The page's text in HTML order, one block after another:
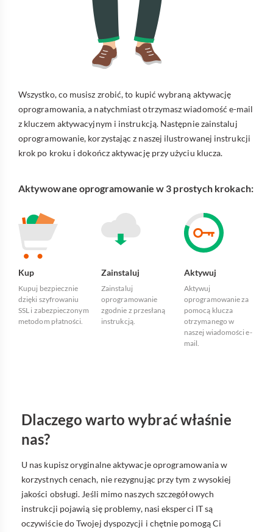
Wszystko, co musisz zrobić, to kupić wybraną aktywację
oprogramowania, a natychmiast otrzymasz wiadomość e-mail
z kluczem aktywacyjnym i instrukcją. Następnie zainstaluj
oprogramowanie, korzystając z naszej ilustrowanej instrukcji
krok po kroku i dokończ aktywację przy użyciu klucza.
Aktywowane oprogramowanie w 3 prostych krokach:
Kup
Kupuj bezpiecznie
dzięki szyfrowaniu
SSL i zabezpieczonym
metodom płatności.
Zainstaluj
Zainstaluj
oprogramowanie
zgodnie z przesłaną
instrukcją.
Aktywuj
Aktywuj
oprogramowanie za
pomocą klucza
otrzymanego w
naszej wiadomości e-
mail.
Dlaczego warto wybrać właśnie
nas?
U nas kupisz oryginalne aktywacje oprogramowania w
korzystnych cenach, nie rezygnując przy tym z wysokiej
jakości obsługi. Jeśli mimo naszych szczegółowych
instrukcji pojawią się problemy, nasi eksperci IT są
oczywiście do Twojej dyspozycji i chętnie pomogą Ci